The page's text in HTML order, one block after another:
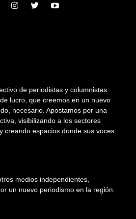
de periodistas y columnistas
lucro, que creemos en un nuevo
necesario. Apostamos por una
visibilizando a los sectores
creando espacios donde sus voces
medios independientes,
un nuevo periodismo en la región.